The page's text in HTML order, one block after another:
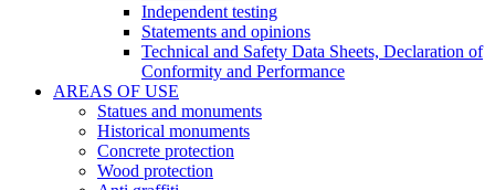
Independent testing
Statements and opinions
Technical and Safety Data Sheets, Declaration of
Conformity and Performance
AREAS OF USE
Statues and monuments
Historical monuments
Concrete protection
Wood protection